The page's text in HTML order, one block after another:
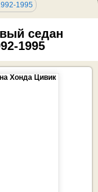
1995
седан
1995